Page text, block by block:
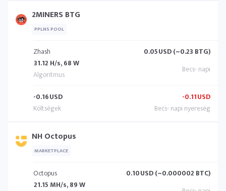
2MINERS BTG
PPLNS POOL
Zhash
31.12 H/s, 68 W
0.05USD (~0.23 BTG)
-0.16USD -0.11USD
NH Octopus
MARKETPLACE
Octopus
21.15 MH/s, 89 W
0.10USD (~0.000002 BTC)